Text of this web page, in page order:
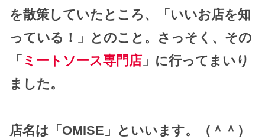
を散策していたところ、「いいお店を知
っている！」とのこと。さっそく、その
「 ミートソース専門店 」に行ってまいり
ました。
店名は「OMISE」といいます。（＾＾）